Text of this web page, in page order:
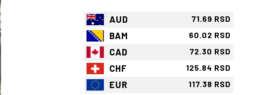
AUD 71.69 RSD
BAM 60.02 RSD
CAD 72.30 RSD
CHF 125.84 RSD
EUR 117.38 RSD